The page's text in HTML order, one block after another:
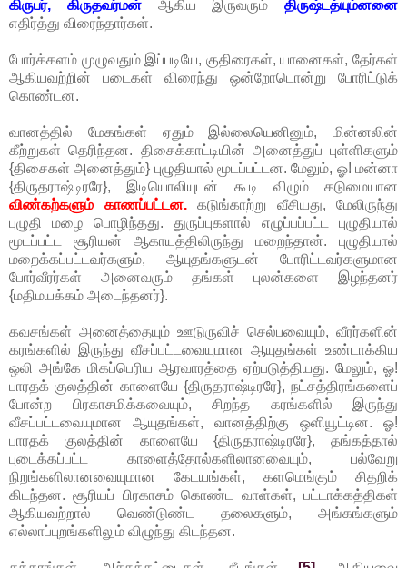
கிருபர், கிருதவர்மன்ஆகிய இருவரும் திருஷ்டத்யும்னனை
எதிர்த்து விரைந்தார்கள்.
போர்க்களம் முழுவதும் இப்படியே, குதிரைகள், யானைகள், தேர்கள்
ஆகியவற்றின் படைகள் விரைந்து ஒன்றோடொன்று போரிட்டுக்
கொண்டன.
வானத்தில் மேகங்கள் ஏதும் இல்லையெனினும், மின்னலின்
கீற்றுகள் தெரிந்தன. திசைக்காட்டியின் அனைத்துப் புள்ளிகளும்
{திசைகள் அனைத்தும்} புழுதியால் மூடப்பட்டன. மேலும், ஓ! மன்னா
{திருதராஷ்டிரரே}, இடியொலியுடன் கூடி விழும் கடுமையான
விண்கற்களும் காணப்பட்டன.
கடுங்காற்று வீசியது, மேலிருந்து
புழுதி மழை பொழிந்தது. துருப்புகளால் எழுப்பப்பட்ட புழுதியால்
மூடப்பட்ட சூரியன் ஆகாயத்திலிருந்து மறைந்தான். புழுதியால்
மறைக்கப்பட்டவர்களும், ஆயுதங்களுடன் போரிட்டவர்களுமான
போர்வீரர்கள் அனைவரும் தங்கள் புலன்களை இழந்தனர்
{மதிமயக்கம் அடைந்தனர்}.
கவசங்கள் அனைத்தையும் ஊடுருவிச் செல்பவையும், வீரர்களின்
கரங்களில் இருந்து வீசப்பட்டவையுமான ஆயுதங்கள் உண்டாக்கிய
ஒலி அங்கே மிகப்பெரிய ஆரவாரத்தை ஏற்படுத்தியது. மேலும், ஓ!
பாரதக் குலத்தின் காளையே {திருதராஷ்டிரரே}, நட்சத்திரங்களைப்
போன்ற பிரகாசமிக்கவையும், சிறந்த கரங்களில் இருந்து
வீசப்பட்டவையுமான ஆயுதங்கள், வானத்திற்கு ஒளியூட்டின. ஓ!
பாரதக் குலத்தின் காளையே {திருதராஷ்டிரரே}, தங்கத்தால்
புடைக்கப்பட்ட காளைத்தோல்களிலானவையும், பல்வேறு
நிறங்களிலானவையுமான கேடயங்கள், களமெங்கும் சிதறிக்
கிடந்தன. சூரியப் பிரகாசம் கொண்ட வாள்கள், பட்டாக்கத்திகள்
ஆகியவற்றால் வெண்டுண்ட தலைகளும், அங்கங்களும்
எல்லாப்புறங்களிலும் விழுந்து கிடந்தன.